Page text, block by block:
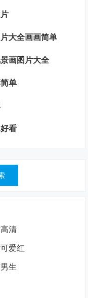
大全画画简单
画图片大全
单
看
清
爱红
生